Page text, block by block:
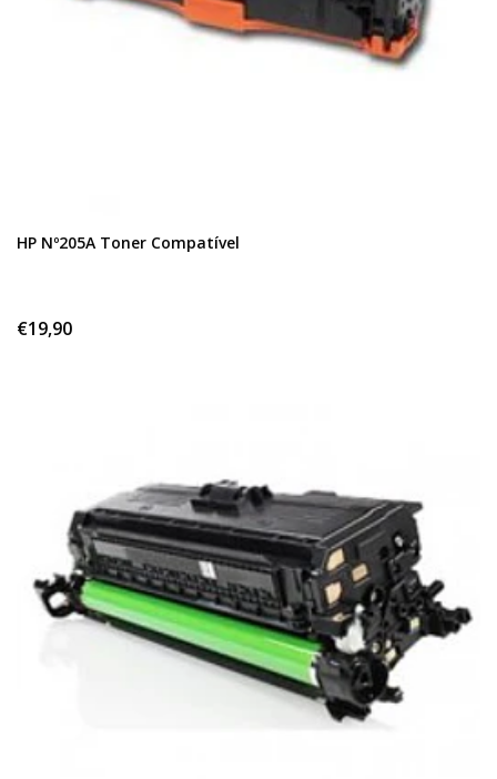
HP Nº205A Toner Compatível
€19,90